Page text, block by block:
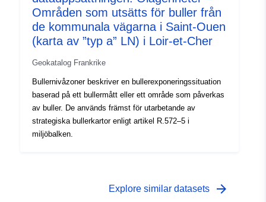
Områden som utsätts för buller från
de kommunala vägarna i Saint-Ouen
(karta av ”typ a” LN) i Loir-et-Cher
Geokatalog Frankrike
Bullernivåzoner beskriver en bullerexponeringssituation
baserad på ett bullermått eller ett område som påverkas
av buller. De används främst för utarbetande av
strategiska bullerkartor enligt artikel R.572–5 i
miljöbalken.
Explore similar datasets arrow_forward